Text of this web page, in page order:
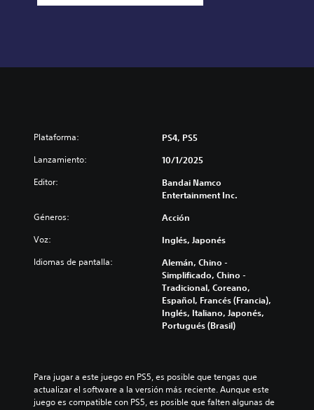
Plataforma: PS4, PS5
Lanzamiento: 10/1/2025
Editor:
Bandai Namco
Entertainment Inc.
Géneros: Acción
Voz: Inglés, Japonés
Idiomas de pantalla:
Alemán, Chino -
Simplificado, Chino -
Tradicional, Coreano,
Español, Francés (Francia),
Inglés, Italiano, Japonés,
Portugués (Brasil)
Para jugar a este juego en PS5, es posible que tengas que
actualizar el software a la versión más reciente. Aunque este
juego es compatible con PS5, es posible que falten algunas de